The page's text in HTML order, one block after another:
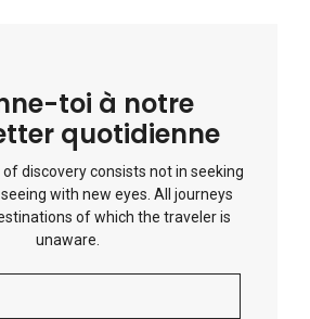
toi à notre
quotidienne
discovery consists not in seeking
with new eyes. All journeys
of which the traveler is
unaware.